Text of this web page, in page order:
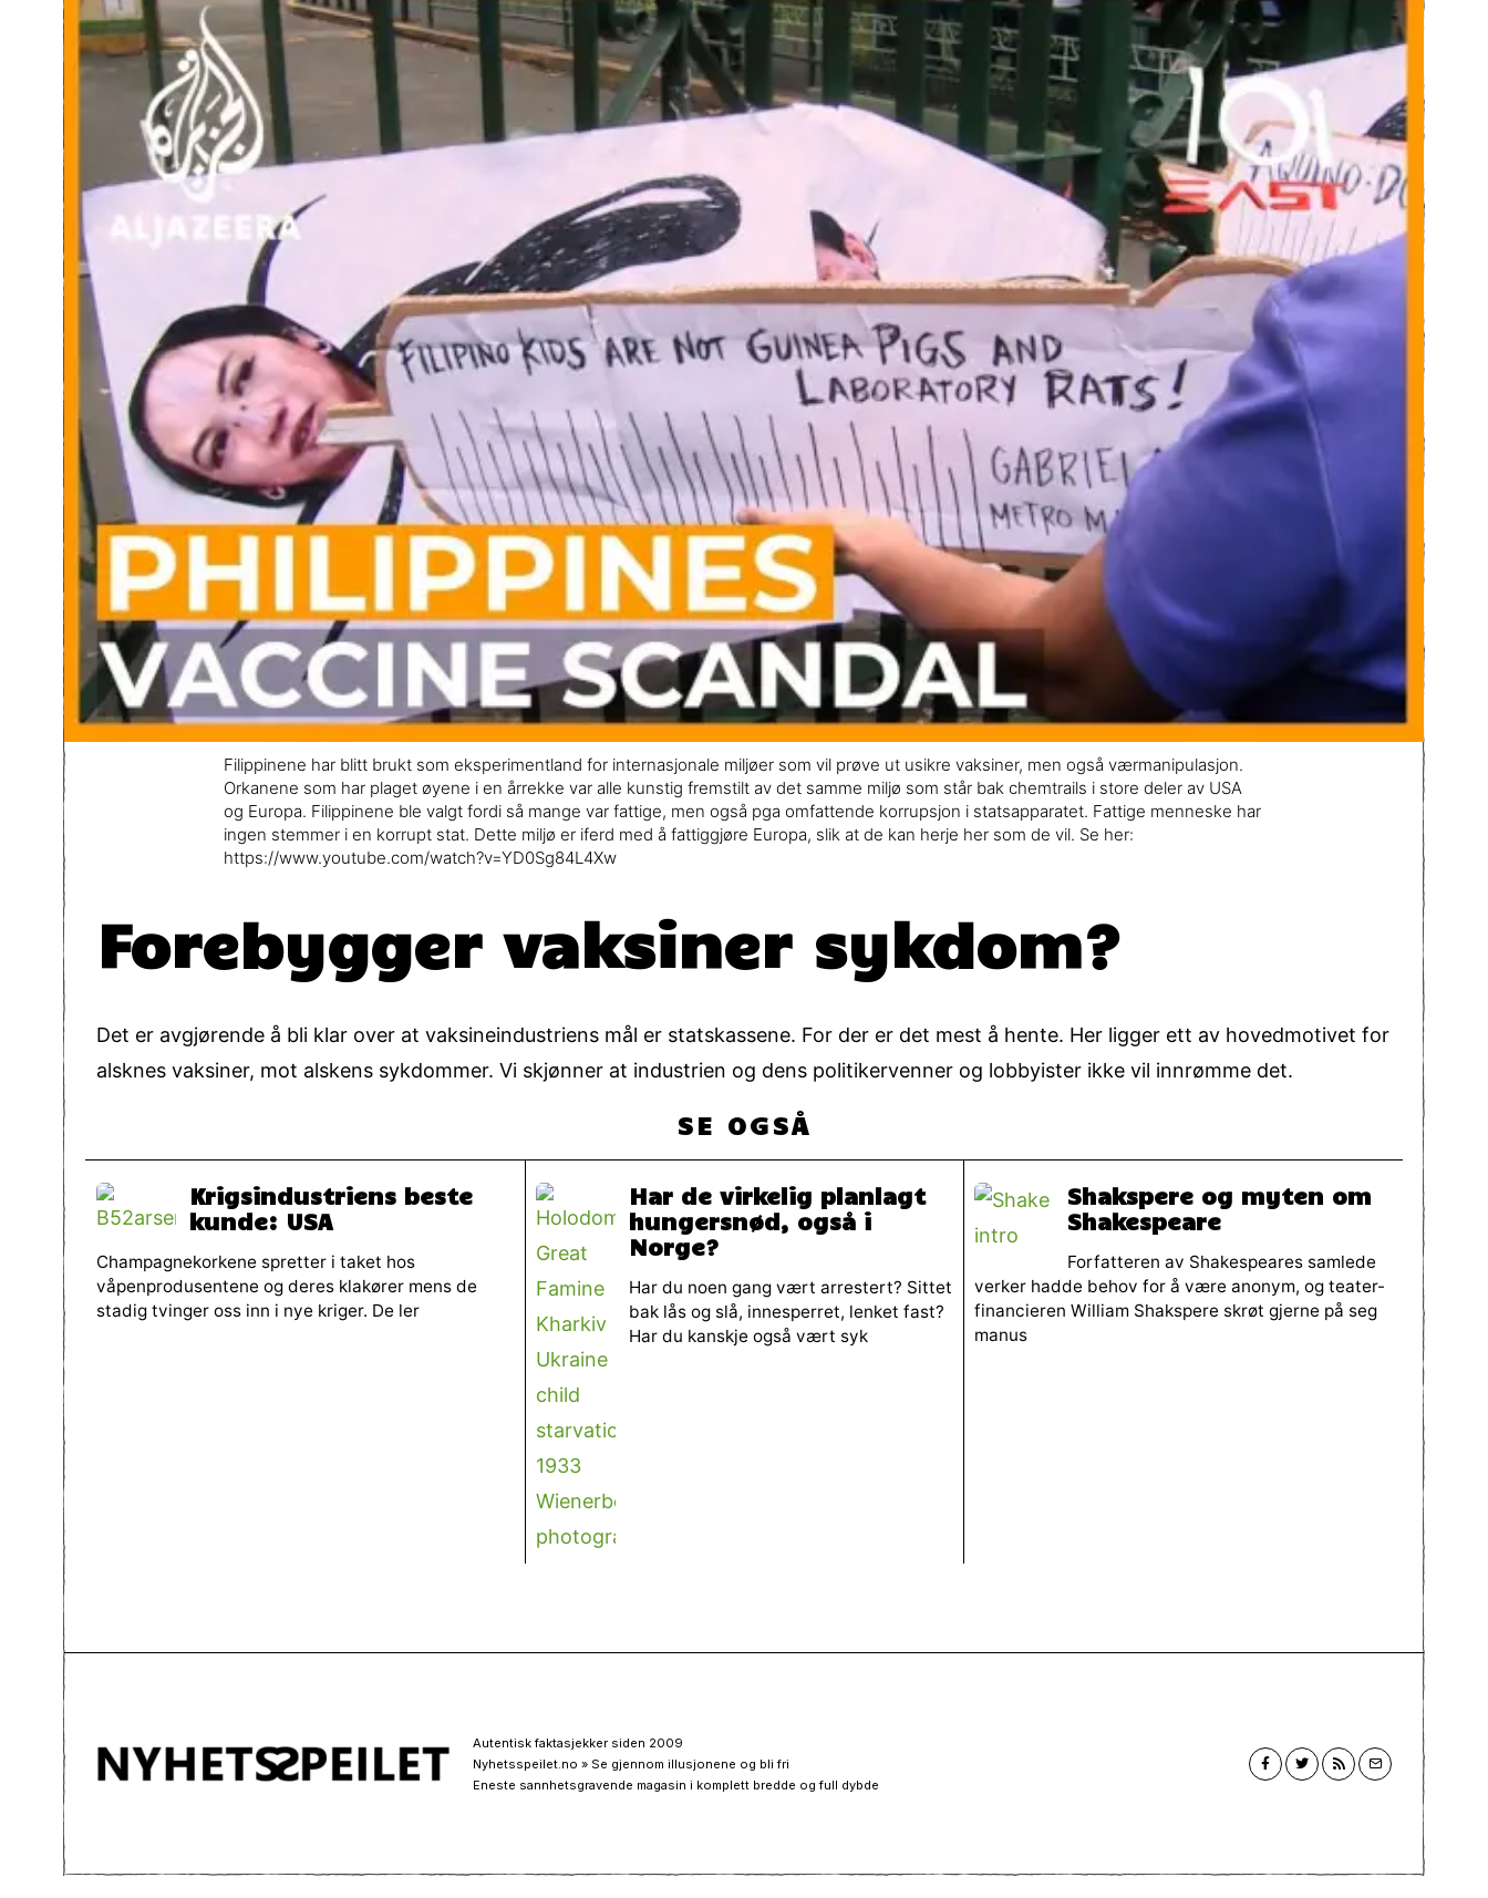
Filippinene har blitt brukt som eksperimentland for internasjonale miljøer som vil prøve ut usikre vaksiner, men også værmanipulasjon.
Orkanene som har plaget øyene i en årrekke var alle kunstig fremstilt av det samme miljø som står bak chemtrails i store deler av USA
og Europa. Filippinene ble valgt fordi så mange var fattige, men også pga omfattende korrupsjon i statsapparatet. Fattige menneske har
ingen stemmer i en korrupt stat. Dette miljø er iferd med å fattiggjøre Europa, slik at de kan herje her som de vil. Se her:
https://www.youtube.com/watch?v=YD0Sg84L4Xw
Forebygger vaksiner sykdom?
Det er avgjørende å bli klar over at vaksineindustriens mål er statskassene. For der er det mest å hente. Her ligger ett av hovedmotivet for
alsknes vaksiner, mot alskens sykdommer. Vi skjønner at industrien og dens politikervenner og lobbyister ikke vil innrømme det.
SE OGSÅ
Krigsindustriens beste
kunde: USA
Champagnekorkene spretter i taket hos
våpenprodusentene og deres klakører mens de
stadig tvinger oss inn i nye kriger. De ler
Har de virkelig planlagt
hungersnød, også i
Norge?
Har du noen gang vært arrestert? Sittet
bak lås og slå, innesperret, lenket fast?
Har du kanskje også vært syk
Shakspere og myten om
Shakespeare
Forfatteren av Shakespeares samlede
verker hadde behov for å være anonym, og teater-
financieren William Shakspere skrøt gjerne på seg
manus
Autentisk faktasjekker siden 2009
Nyhetsspeilet.no » Se gjennom illusjonene og bli fri
Eneste sannhetsgravende magasin i komplett bredde og full dybde